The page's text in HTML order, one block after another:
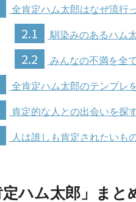
全肯定ハム太郎はなぜ流行
2.1 馴染みのあるハム
2.2 みんなの不満を全
全肯定ハム太郎のテンプレ
肯定的な人との出会いを探
人は誰しも肯定されたいも
定ハム太郎」まと